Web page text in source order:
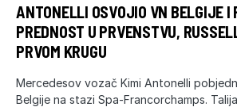
ANTONELLI OSVOJIO VN BELGIJE I
PREDNOST U PRVENSTVU,
PRVOM KRUGU
Mercedesov vozač Kimi Antonelli
Belgije na stazi Spa-Francorchamps.